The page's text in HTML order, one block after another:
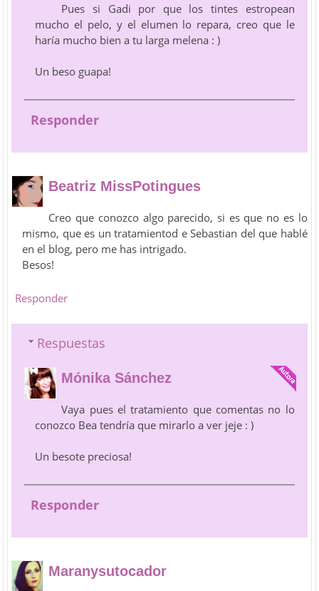
Pues si Gadi por que los tintes estropean
mucho el pelo, y el elumen lo repara, creo que le
haría mucho bien a tu larga melena : )
Un beso guapa!
Responder
Beatriz MissPotingues
Creo que conozco algo parecido, si es que no es lo
mismo, que es un tratamientod e Sebastian del que hablé
en el blog, pero me has intrigado.
Besos!
Responder
Respuestas
Mónika Sánchez
Vaya pues el tratamiento que comentas no lo
conozco Bea tendría que mirarlo a ver jeje : )
Un besote preciosa!
Responder
Maranysutocador